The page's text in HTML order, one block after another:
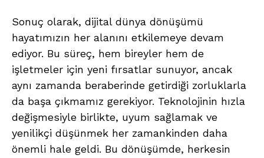
Sonuç olarak, dijital dünya dönüşümü
hayatımızın her alanını etkilemeye devam
ediyor. Bu süreç, hem bireyler hem de
işletmeler için yeni fırsatlar sunuyor, ancak
aynı zamanda beraberinde getirdiği zorluklarla
da başa çıkmamız gerekiyor. Teknolojinin hızla
değişmesiyle birlikte, uyum sağlamak ve
yenilikçi düşünmek her zamankinden daha
önemli hale geldi. Bu dönüşümde, herkesin